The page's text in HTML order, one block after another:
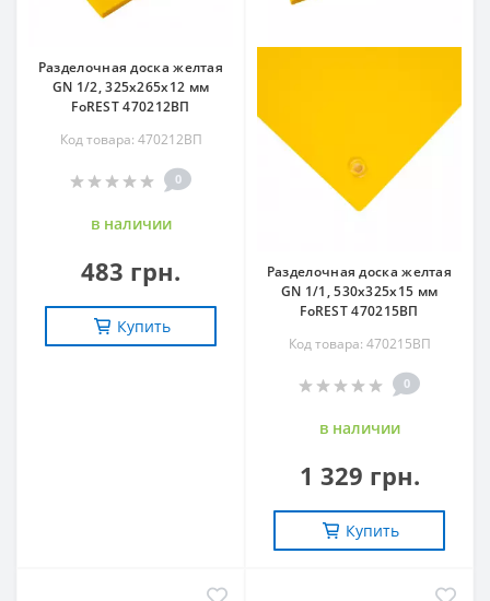
Разделочная доска желтая
GN 1/2, 325х265х12 мм
FoREST 470212ВП
Код товара: 470212ВП
0
в наличии
483 грн.
Купить
Разделочная доска желтая
GN 1/1, 530х325х15 мм
FoREST 470215ВП
Код товара: 470215ВП
0
в наличии
1 329 грн.
Купить